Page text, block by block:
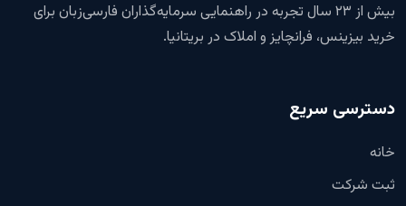
بیش از ۲۳ سال تجربه در راهنمایی سرمایه‌گذاران فارسی‌زبان برای
خرید بیزینس، فرانچایز و املاک در بریتانیا.
دسترسی سریع
خانه
ثبت شرکت